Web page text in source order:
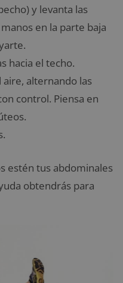
y levanta las
en la parte baja
hacia el techo.
aire, alternando las
control. Piensa en
estén tus abdominales
obtendrás para